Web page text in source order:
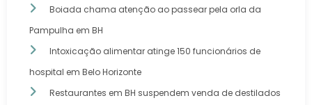
Boiada chama atenção ao passear pela orla da
Pampulha em BH
Intoxicação alimentar atinge 150 funcionários de
hospital em Belo Horizonte
Restaurantes em BH suspendem venda de destilados